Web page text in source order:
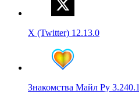
X (Twitter) 12.13.0
Знакомства Майл Ру 3.240.1